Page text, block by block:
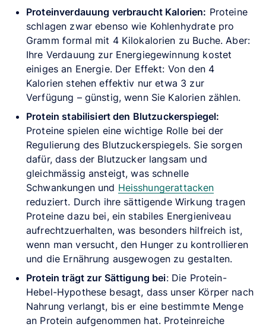
Proteinverdauung verbraucht Kalorien: Proteine
schlagen zwar ebenso wie Kohlenhydrate pro
Gramm formal mit 4 Kilokalorien zu Buche. Aber:
Ihre Verdauung zur Energiegewinnung kostet
einiges an Energie. Der Effekt: Von den 4
Kalorien stehen effektiv nur etwa 3 zur
Verfügung – günstig, wenn Sie Kalorien zählen.
Protein stabilisiert den Blutzuckerspiegel:
Proteine spielen eine wichtige Rolle bei der
Regulierung des Blutzuckerspiegels. Sie sorgen
dafür, dass der Blutzucker langsam und
gleichmässig ansteigt, was schnelle
Schwankungen und Heisshungerattacken
reduziert. Durch ihre sättigende Wirkung tragen
Proteine dazu bei, ein stabiles Energieniveau
aufrechtzuerhalten, was besonders hilfreich ist,
wenn man versucht, den Hunger zu kontrollieren
und die Ernährung ausgewogen zu gestalten.
Protein trägt zur Sättigung bei: Die Protein-
Hebel-Hypothese besagt, dass unser Körper nach
Nahrung verlangt, bis er eine bestimmte Menge
an Protein aufgenommen hat. Proteinreiche